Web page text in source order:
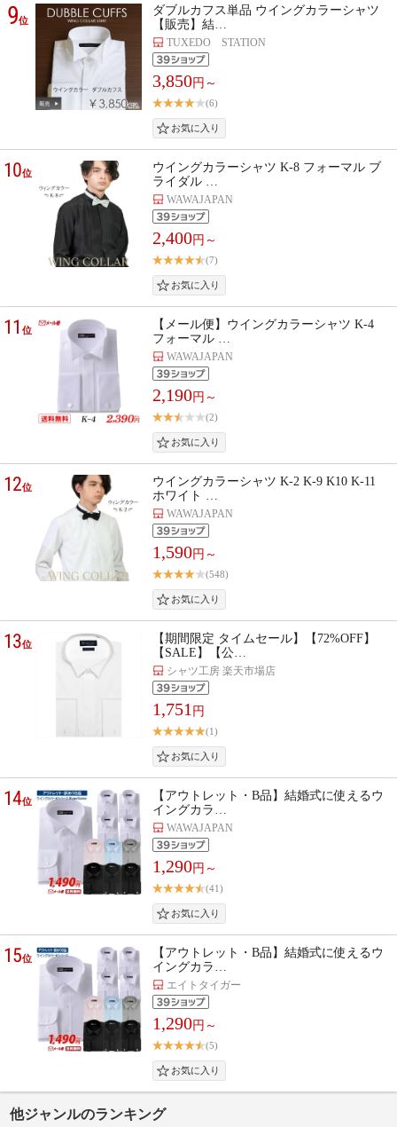
9位
ダブルカフス単品 ウイングカラーシャツ
【販売】結…
TUXEDO STATION
3,850円～
(6)
10位
ウイングカラーシャツ K-8 フォーマル ブ
ライダル …
WAWAJAPAN
2,400円～
(7)
11位
【メール便】ウイングカラーシャツ K-4
フォーマル …
WAWAJAPAN
2,190円～
(2)
12位
ウイングカラーシャツ K-2 K-9 K10 K-11
ホワイト …
WAWAJAPAN
1,590円～
(548)
13位
【期間限定 タイムセール】【72%OFF】
【SALE】【公…
シャツ工房 楽天市場店
1,751 円
(1)
14位
【アウトレット・B品】結婚式に使えるウ
イングカラ…
WAWAJAPAN
1,290円～
(41)
15位
【アウトレット・B品】結婚式に使えるウ
イングカラ…
エイトタイガー
1,290円～
(5)
他ジャンルのランキング